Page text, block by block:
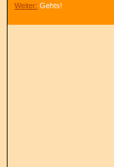
Weiter: Gehts!